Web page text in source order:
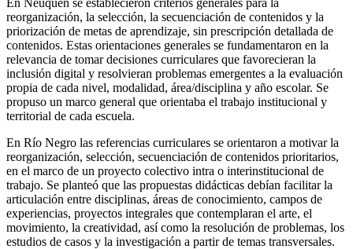
En Neuquén se establecieron criterios generales para la
reorganización, la selección, la secuenciación de contenidos y la
priorización de metas de aprendizaje, sin prescripción detallada de
contenidos. Estas orientaciones generales se fundamentaron en la
relevancia de tomar decisiones curriculares que favorecieran la
inclusión digital y resolvieran problemas emergentes a la evaluación
propia de cada nivel, modalidad, área/disciplina y año escolar. Se
propuso un marco general que orientaba el trabajo institucional y
territorial de cada escuela.
En Río Negro las referencias curriculares se orientaron a motivar la
reorganización, selección, secuenciación de contenidos prioritarios,
en el marco de un proyecto colectivo intra o interinstitucional de
trabajo. Se planteó que las propuestas didácticas debían facilitar la
articulación entre disciplinas, áreas de conocimiento, campos de
experiencias, proyectos integrales que contemplaran el arte, el
movimiento, la creatividad, así como la resolución de problemas, los
estudios de casos y la investigación a partir de temas transversales.